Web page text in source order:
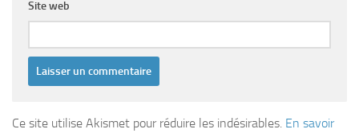
Site web
Ce site utilise Akismet pour réduire les indésirables. En savoir